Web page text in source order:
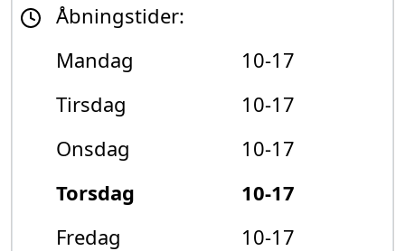
Åbningstider:
Mandag
10-17
Tirsdag
10-17
Onsdag
10-17
Torsdag
10-17
Fredag
10-17